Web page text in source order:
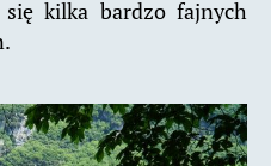
kilka bardzo fajnych